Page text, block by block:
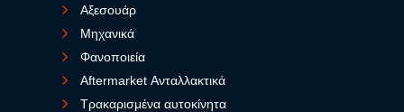
Αξεσουάρ
Μηχανικά
Φανοποιεία
Aftermarket Ανταλλακτικά
Τρακαρισμένα αυτοκίνητα